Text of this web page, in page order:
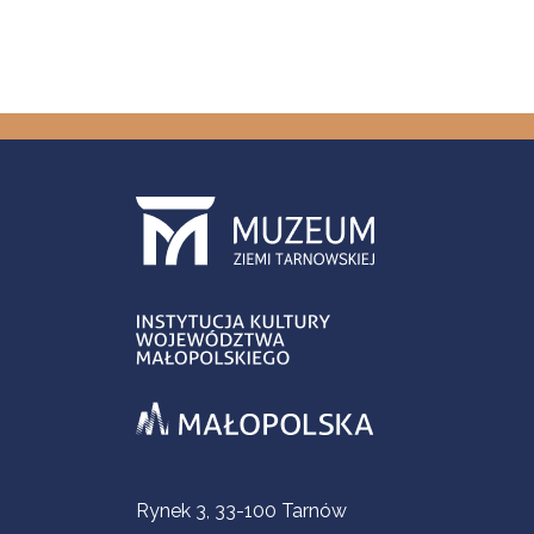
Informacje kontaktowe
Rynek 3, 33-100 Tarnów